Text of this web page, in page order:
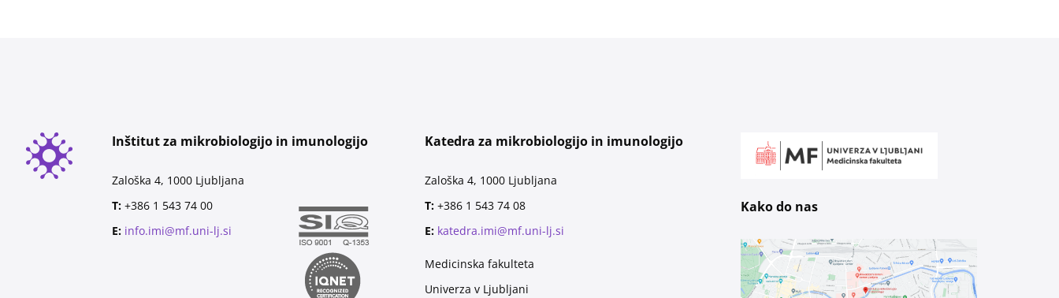
Inštitut za mikrobiologijo in imunologijo
Zaloška 4, 1000 Ljubljana
T: +386 1 543 74 00
E: info.imi@mf.uni-lj.si
Katedra za mikrobiologijo in imunologijo
Zaloška 4, 1000 Ljubljana
T: +386 1 543 74 08
E: katedra.imi@mf.uni-lj.si
Medicinska fakulteta
Univerza v Ljubljani
Kako do nas